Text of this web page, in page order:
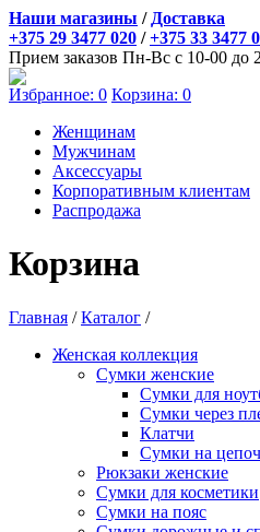
Наши магазины / Доставка
+375 29 3477 020 /+375 33 3477
Прием заказов Пн-Вс с 10-00 до
Избранное: 0 Корзина: 0
Женщинам
Мужчинам
Аксессуары
Корпоративным клиентам
Распродажа
Корзина
Главная /Каталог /
Женская коллекция
Сумки женские
Сумки для
Сумки через
Клатчи
Сумки на
Рюкзаки женские
Сумки для косметики
Сумки на пояс